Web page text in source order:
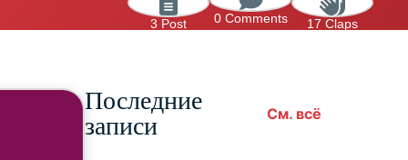
3 Post 0 Comments 17 Claps
Последние
записи
См. всё